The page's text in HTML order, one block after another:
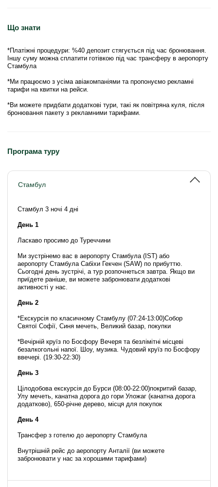
Що знати
*Платіжні процедури: %40 депозит стягується під час бронювання.
Іншу суму можна сплатити готівкою під час трансферу в аеропорту
Стамбула
*Ми працюємо з усіма авіакомпаніями та пропонуємо рекламні
тарифи на квитки на рейси.
*Ви можете придбати додаткові тури, такі як повітряна куля, після
бронювання пакету з рекламними тарифами.
Програма туру
Стамбул
Стамбул 3 ночі 4 дні
День 1
Ласкаво просимо до Туреччини
Ми зустрінемо вас в аеропорту Стамбула (IST) або
аеропорту Стамбула Сабіхи Гекчен (SAW) по прибуттю.
Сьогодні день зустрічі, а тур розпочнеться завтра. Якщо ви
приїдете раніше, ви можете забронювати додаткові
активності у нас.
День 2
*Екскурсія по класичному Стамбулу (07:24-13:00)Собор
Святої Софії, Синя мечеть, Великий базар, покупки
*Вечірній круїз по Босфору Вечеря та безлімітні місцеві
безалкогольні напої. Шоу, музика. Чудовий круїз по Босфору
ввечері. (19:30-22:30)
День 3
Цілодобова екскурсія до Бурси (08:00-22:00)покритий базар,
Улу мечеть, канатна дорога до гори Уложаг (канатна дорога
додатково), 650-річне дерево, місця для покупок
День 4
Трансфер з готелю до аеропорту Стамбула
Внутрішній рейс до аеропорту Анталії (ви можете
забронювати у нас за хорошими тарифами)